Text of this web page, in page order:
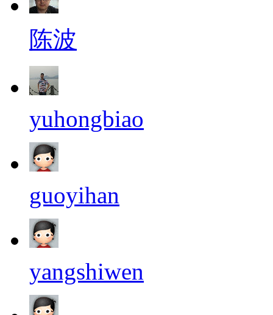
陈波
yuhongbiao
guoyihan
yangshiwen